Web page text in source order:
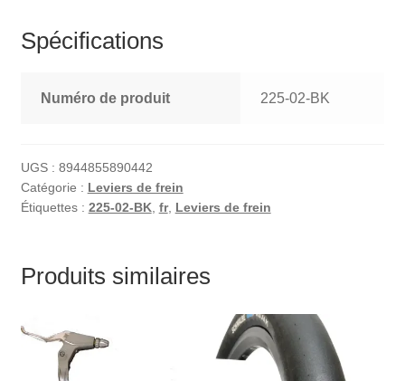
Spécifications
Numéro de produit 225-02-BK
UGS : 8944855890442
Catégorie : Leviers de frein
Étiquettes : 225-02-BK, fr, Leviers de frein
Produits similaires